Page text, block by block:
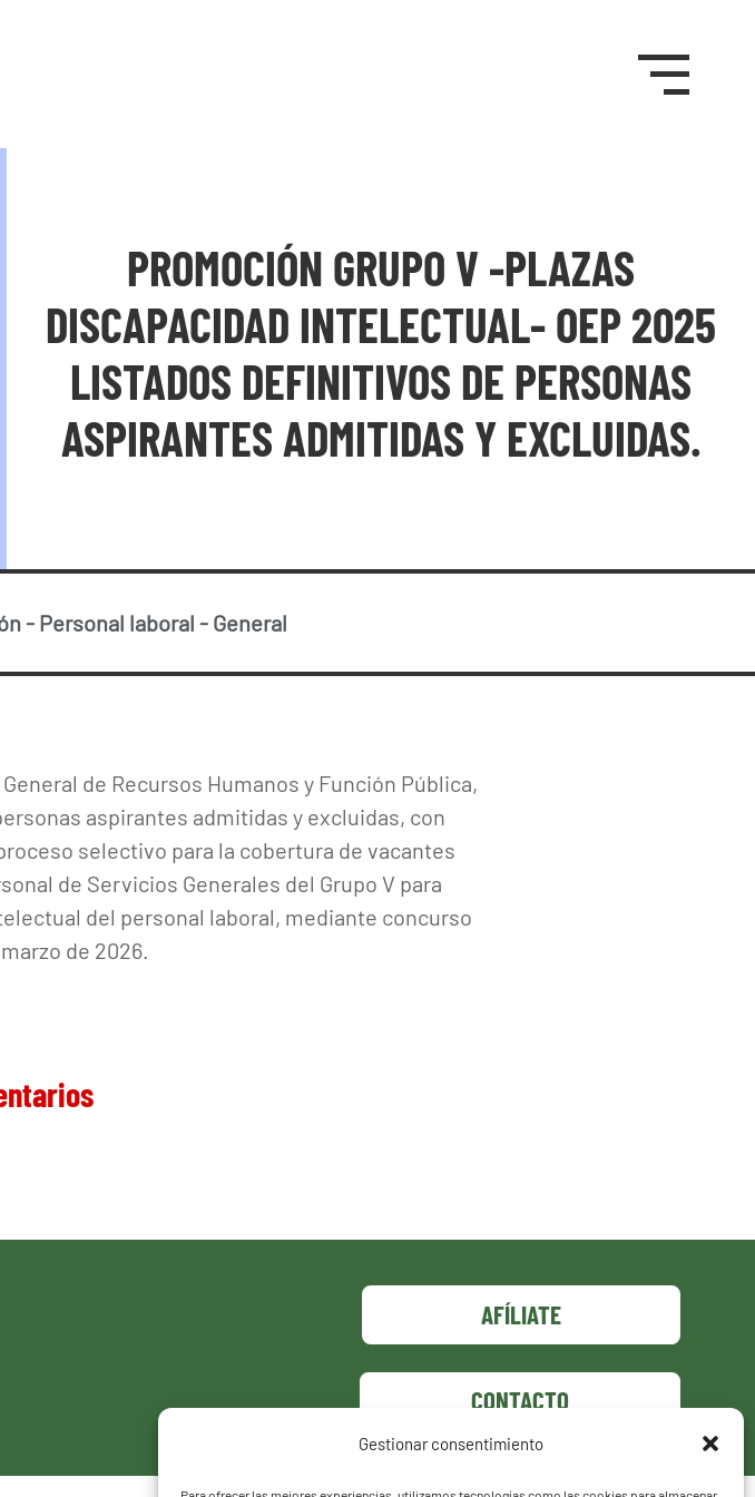
Gestionar consentimiento
PROMOCIÓN GRUPO V -PLAZAS
DISCAPACIDAD INTELECTUAL- OEP 2025
LISTADOS DEFINITIVOS DE PERSONAS
ASPIRANTES ADMITIDAS Y EXCLUIDAS.
- Personal laboral - General
de Recursos Humanos y Función Pública,
aspirantes admitidas y excluidas, con
selectivo para la cobertura de vacantes
de Servicios Generales del Grupo V para
del personal laboral, mediante concurso
de 2026.
AFÍLIATE
CONTACTO